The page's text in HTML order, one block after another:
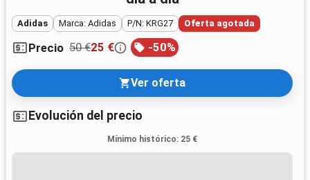
Adidas Marca: Adidas P/N: KRG27 Oferta agotada
Precio 50 €25 € -50%
Ver oferta
Evolución del precio
Mínimo histórico: 25 €